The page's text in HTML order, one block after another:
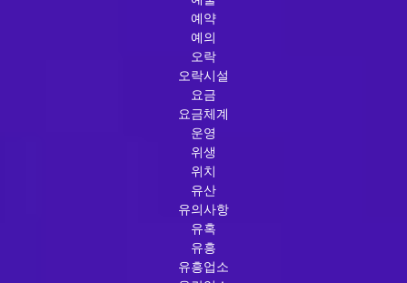
예약
예의
오락
오락시설
요금
요금체계
운영
위생
위치
유산
유의사항
유혹
유흥
유흥업소